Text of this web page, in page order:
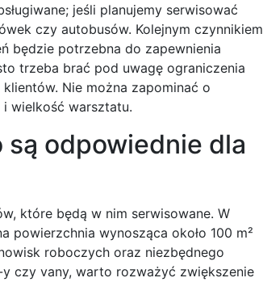
jeśli planujemy serwisować
czy autobusów. Kolejnym czynnikiem
będzie potrzebna do zapewnienia
trzeba brać pod uwagę ograniczenia
Nie można zapominać o
wielkość warsztatu.
odpowiednie dla
które będą w nim serwisowane. W
powierzchnia wynosząca około 100 m²
roboczych oraz niezbędnego
czy vany, warto rozważyć zwiększenie